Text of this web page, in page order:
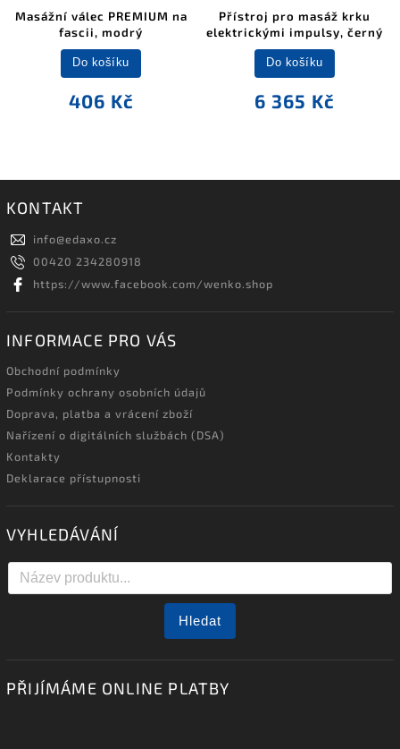
Masážní válec PREMIUM na
fascii, modrý
406 Kč
Do košíku
Přístroj pro masáž krku
elektrickými impulsy, černý
6 365 Kč
Do košíku
KONTAKT
info@edaxo.cz
00420 234280918
https://www.facebook.com/wenko.shop
INFORMACE PRO VÁS
Obchodní podmínky
Podmínky ochrany osobních údajů
Doprava, platba a vrácení zboží
Nařízení o digitálních službách (DSA)
Kontakty
Deklarace přístupnosti
VYHLEDÁVÁNÍ
Hledat
PŘIJÍMÁME ONLINE PLATBY